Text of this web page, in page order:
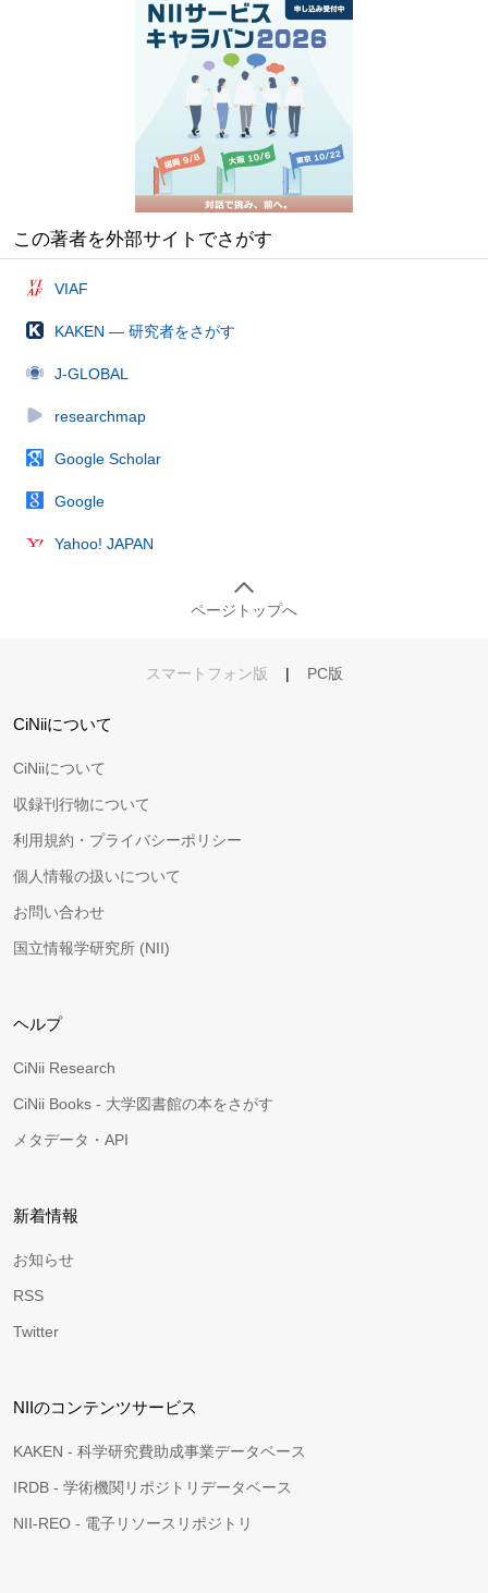
この著者を外部サイトでさがす
VIAF
KAKEN — 研究者をさがす
J-GLOBAL
researchmap
Google Scholar
Google
Yahoo! JAPAN
ページトップへ
スマートフォン版 | PC版
CiNiiについて
CiNiiについて
収録刊行物について
利用規約・プライバシーポリシー
個人情報の扱いについて
お問い合わせ
国立情報学研究所 (NII)
ヘルプ
CiNii Research
CiNii Books - 大学図書館の本をさがす
メタデータ・API
新着情報
お知らせ
RSS
Twitter
NIIのコンテンツサービス
KAKEN - 科学研究費助成事業データベース
IRDB - 学術機関リポジトリデータベース
NII-REO - 電子リソースリポジトリ